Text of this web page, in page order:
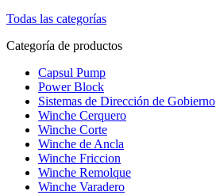
Todas las categorías
Categoría de productos
Capsul Pump
Power Block
Sistemas de Dirección de Gobierno
Winche Cerquero
Winche Corte
Winche de Ancla
Winche Friccion
Winche Remolque
Winche Varadero